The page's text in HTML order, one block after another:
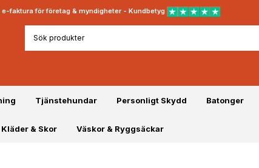
faktura för företag & myndigheter - Kundbetyg
Tjänstehundar Personligt Skydd Batonger
Kläder & Skor Väskor & Ryggsäckar